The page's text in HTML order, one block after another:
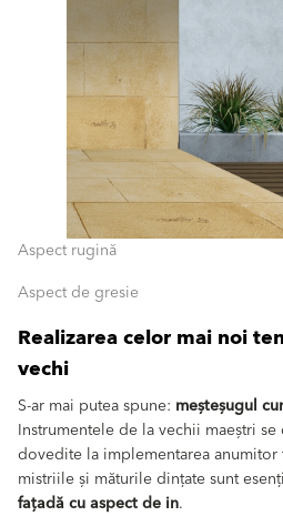
Aspect rugină
Aspect de gresie
Realizarea celor mai noi
vechi
S-ar mai putea spune: meșteșugul
Instrumentele de la vechii maeștri
dovedite la implementarea
mistriile și măturile dințate sunt
fațadă cu aspect de in.